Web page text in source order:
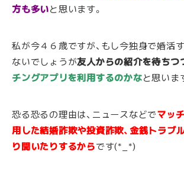
方も多いと思います。
私が今４６歳ですが、もし今独身で婚活
ないでしょうが友人からの紹介を待ちつ
チングアプリを利用するのかなと思い
恐る恐るの理由は、ニュースなどでマッ
用した結婚詐欺や投資詐欺、金銭トラブ
り聞いたりするからです(*_*)